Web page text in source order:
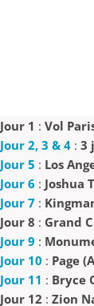
Jour 1 : Vol
Jour 2, 3 & 4 : 3
Jour 5 : Los
Jour 6 : Joshua
Jour 7 :
Jour 8 : Grand
Jour 9 :
Jour 10 : Page
Jour 11 : Bryce
Jour 12 : Zion